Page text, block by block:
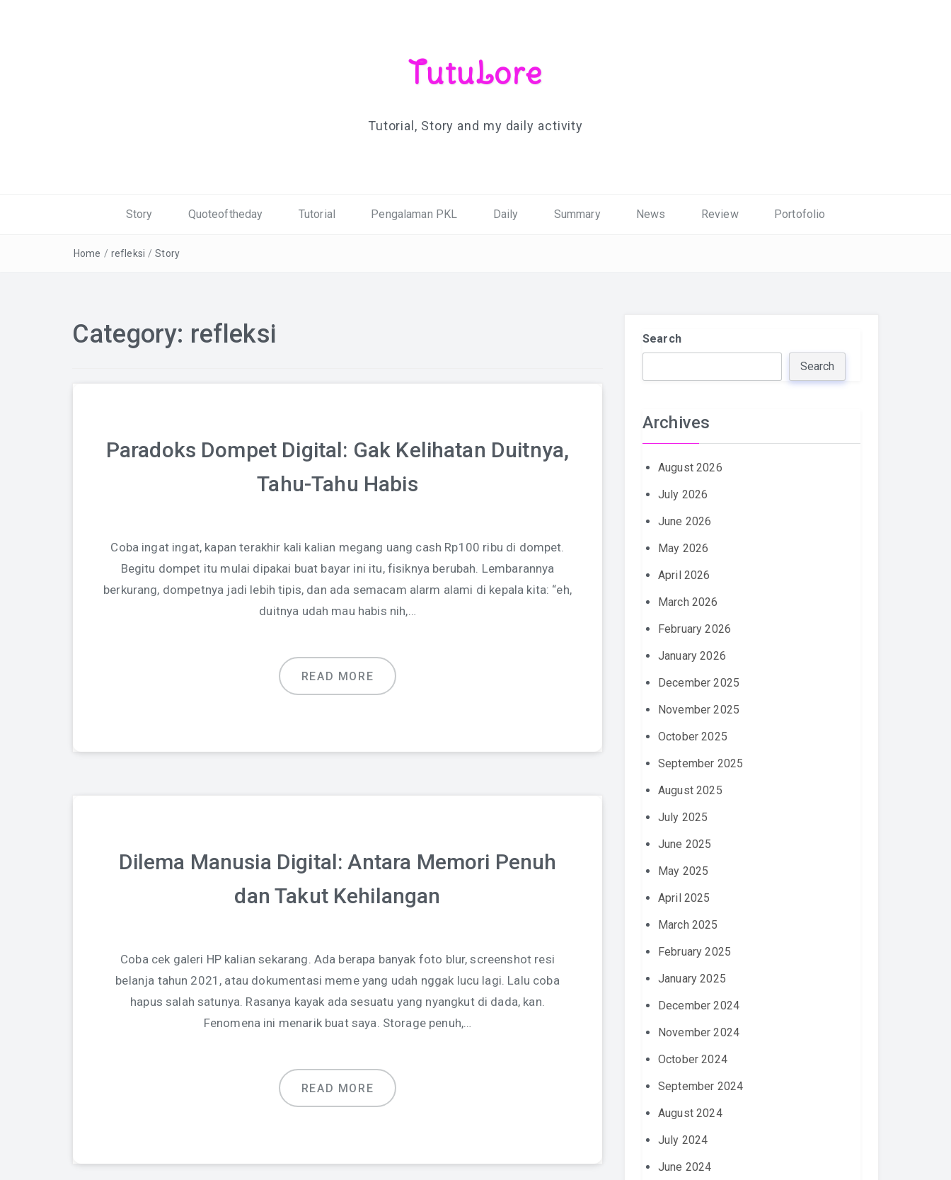
TutuLore
Tutorial, Story and my daily activity
Story Quoteoftheday Tutorial Pengalaman PKL Daily Summary News Review Portofolio
Home / refleksi / Story
Category: refleksi
Paradoks Dompet Digital: Gak Kelihatan Duitnya,
Tahu-Tahu Habis
Coba ingat ingat, kapan terakhir kali kalian megang uang cash Rp100 ribu di dompet.
Begitu dompet itu mulai dipakai buat bayar ini itu, fisiknya berubah. Lembarannya
berkurang, dompetnya jadi lebih tipis, dan ada semacam alarm alami di kepala kita: “eh,
duitnya udah mau habis nih,…
READ MORE
Dilema Manusia Digital: Antara Memori Penuh
dan Takut Kehilangan
Coba cek galeri HP kalian sekarang. Ada berapa banyak foto blur, screenshot resi
belanja tahun 2021, atau dokumentasi meme yang udah nggak lucu lagi. Lalu coba
hapus salah satunya. Rasanya kayak ada sesuatu yang nyangkut di dada, kan.
Fenomena ini menarik buat saya. Storage penuh,…
READ MORE
Search
Search
Archives
August 2026
July 2026
June 2026
May 2026
April 2026
March 2026
February 2026
January 2026
December 2025
November 2025
October 2025
September 2025
August 2025
July 2025
June 2025
May 2025
April 2025
March 2025
February 2025
January 2025
December 2024
November 2024
October 2024
September 2024
August 2024
July 2024
June 2024